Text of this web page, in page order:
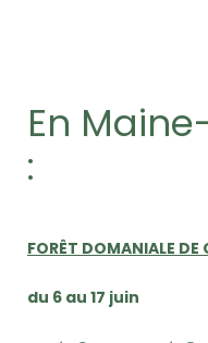
En
:
FORÊT DOMANIALE DE
du 6 au 17 juin